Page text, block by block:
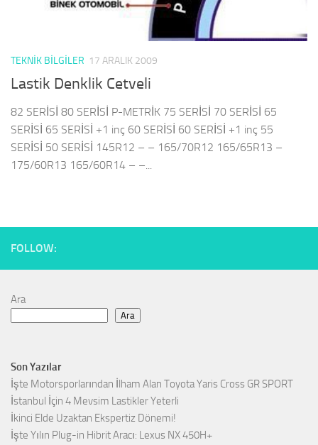
TEKNIK BILGILER 17 ARALIK 2009
Lastik Denklik Cetveli
82 SERİSİ 80 SERİSİ P-METRİK 75 SERİSİ 70 SERİSİ 65
SERİSİ 65 SERİSİ +1 inç 60 SERİSİ 60 SERİSİ +1 inç 55
SERİSİ 50 SERİSİ 145R12 – – 165/70R12 165/65R13 –
175/60R13 165/60R14 – –...
FOLLOW:
Ara
Ara
Son Yazılar
İşte Motorsporlarından İlham Alan Toyota Yaris Cross GR SPORT
İstanbul İçin 4 Mevsim Lastikler Yeterli
İkinci Elde Uzaktan Ekspertiz Dönemi!
İşte Yılın Plug-in Hibrit Aracı: Lexus NX 450H+